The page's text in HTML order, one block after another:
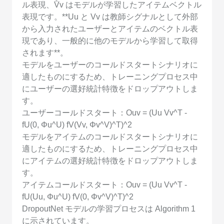
ル表現、V̂v はモデルが学習したアイテムベクトル
表現です。**Uu と Vv は教師シグナルとして外部
から入力されたユーザーとアイテムのベクトル表
現であり、一般的に他のモデルから学習して取得
されます**。
モデルをユーザーのコールドスタートシナリオに
適したものにするため、トレーニングプロセス中
にユーザーの選好統計特徴をドロップアウトしま
す。
ユーザーコールドスタート：Ouv = (Uu Vv^T -
fU(0, Φu^U) fV(Vv, Φv^V)^T)^2
モデルをアイテムのコールドスタートシナリオに
適したものにするため、トレーニングプロセス中
にアイテムの選好統計特徴をドロップアウトしま
す。
アイテムコールドスタート：Ouv = (Uu Vv^T -
fU(Uu, Φu^U) fV(0, Φv^V)^T)^2
DropoutNet モデルの学習プロセスは Algorithm 1
に示されています。